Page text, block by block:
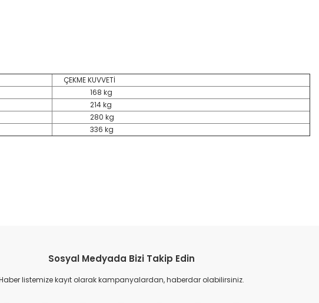
ÇEKME KUVVETİ
168 kg
214 kg
280 kg
336 kg
Sosyal Medyada Bizi Takip Edin
listemize kayıt olarak kampanyalardan, haberdar olabilirsiniz.